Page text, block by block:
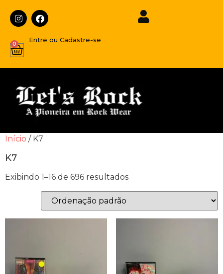
Entre ou Cadastre-se
0
Início / K7
K7
Exibindo 1–16 de 696 resultados